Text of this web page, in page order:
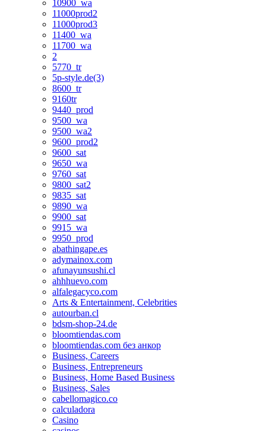
10900_wa
11000prod2
11000prod3
11400_wa
11700_wa
2
5770_tr
5p-style.de(3)
8600_tr
9160tr
9440_prod
9500_wa
9500_wa2
9600_prod2
9600_sat
9650_wa
9760_sat
9800_sat2
9835_sat
9890_wa
9900_sat
9915_wa
9950_prod
abathingape.es
adymainox.com
afunayunsushi.cl
ahhhuevo.com
alfalegacyco.com
Arts & Entertainment, Celebrities
autourban.cl
bdsm-shop-24.de
bloomtiendas.com
bloomtiendas.com без анкор
Business, Careers
Business, Entrepreneurs
Business, Home Based Business
Business, Sales
cabellomagico.co
calculadora
Casino